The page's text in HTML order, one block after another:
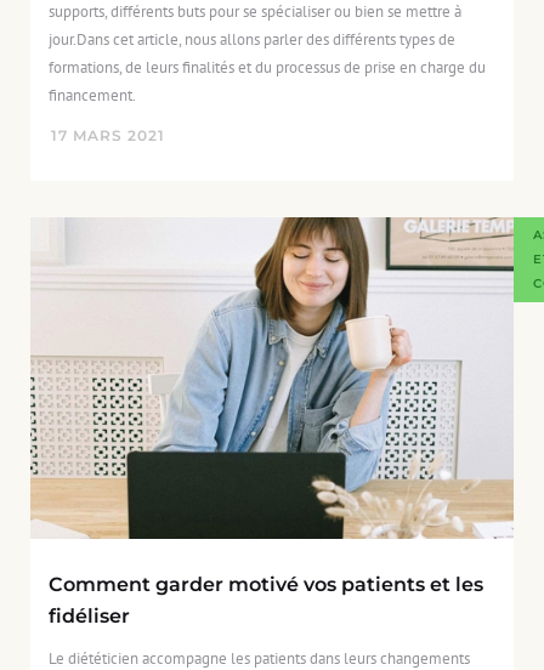
supports, différents buts pour se spécialiser ou bien se mettre à
jour.Dans cet article, nous allons parler des différents types de
formations, de leurs finalités et du processus de prise en charge du
financement.
17 MARS 2021
Comment garder motivé vos patients et les
fidéliser
Le diététicien accompagne les patients dans leurs changements